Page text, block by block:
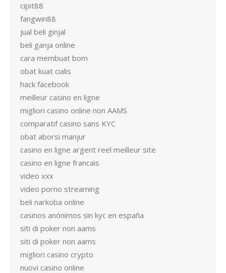
cipit88
fangwin88
jual beli ginjal
beli ganja online
cara membuat bom
obat kuat cialis
hack facebook
meilleur casino en ligne
migliori casino online non AAMS
comparatif casino sans KYC
obat aborsi manjur
casino en ligne argent reel meilleur site
casino en ligne francais
video xxx
video porno streaming
beli narkoba online
casinos anónimos sin kyc en españa
siti di poker non aams
siti di poker non aams
migliori casino crypto
nuovi casino online